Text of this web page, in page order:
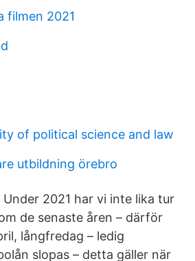
filmen 2021
of political science and law
utbildning örebro
Under 2021 har vi inte lika tur
de senaste åren – därför
långfredag – ledig
slopas – detta gäller när